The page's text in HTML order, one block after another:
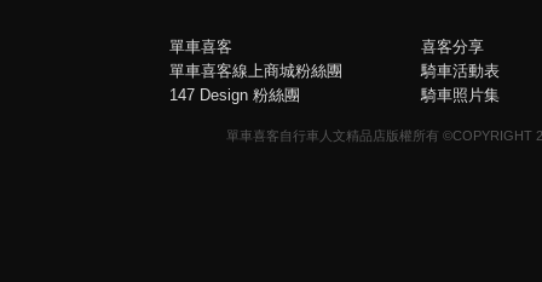
單車喜客
單車喜客線上商城粉絲團
147 Design 粉絲團
喜客分享
騎車活動表
騎車照片集
單車喜客自行車人文精品店版權所有